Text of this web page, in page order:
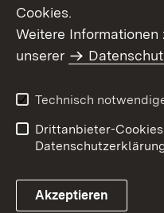
Einloggen
Cookies.
Weitere
unserer
Technisch
Drittanbieter-
Akzeptieren